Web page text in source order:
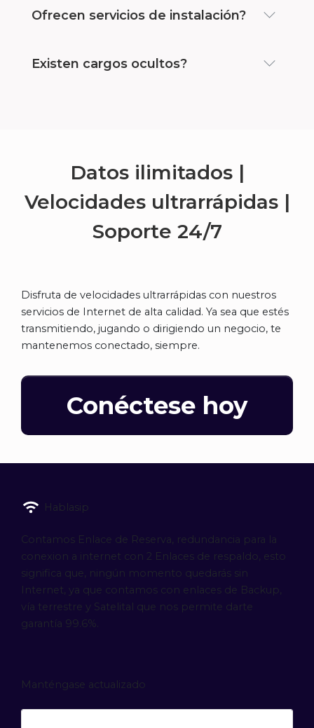
Ofrecen servicios de instalación?
Existen cargos ocultos?
Datos ilimitados |
Velocidades ultrarrápidas |
Soporte 24/7
Disfruta de velocidades ultrarrápidas con nuestros
servicios de Internet de alta calidad. Ya sea que estés
transmitiendo, jugando o dirigiendo un negocio, te
mantenemos conectado, siempre.
Conéctese hoy
Hablasip
Contamos Enlace de Reserva, redundancia para la
conexion a internet con 2 Enlaces de respaldo, esto
significa que, ningún momento quedarás sin
Internet, ya que contamos con enlaces de Backup,
vía terrestre y Satelital que nos permite darte
garantía 99.6%.
Manténgase actualizado